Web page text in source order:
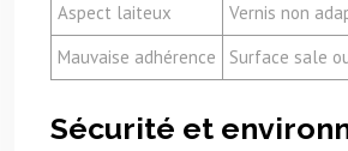
Aspect laiteux
Vernis non
Mauvaise adhérence
Surface sale
Sécurité et